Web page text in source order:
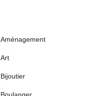
Aménagement
Art
Bijoutier